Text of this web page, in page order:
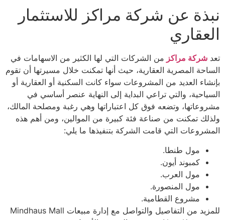
نبذة عن شركة مراكز للاستثمار
العقاري
تعد شركة مراكز من الشركات التي لها الكثير من الاسهامات في
الساحة المصرية العقارية، حيث أنها تمكنت خلال مسيرتها أن تقوم
بإنشاء العديد من المشروعات سواء كانت السكنية أو العقارية أو
السياحية، والتي تراعي البداية إلى النهاية عنصر أساسي في
مشروعاتها، وتضعه فوق كل اعتباراتها وهي رغبة ومصلحة المالك،
ولذلك تمكنت من صناعة فئة كبيرة من الموالين، ومن أهم هذه
المشروعات التي قامت الشركة بتنفيذها ما يلي:
مول طنطا.
كمبوند أيون.
مول العرب.
مول المنصورة.
مشروع القطامية.
للمزيد من التفاصيل والتواصل مع إدارة مبيعات Mindhaus Mall